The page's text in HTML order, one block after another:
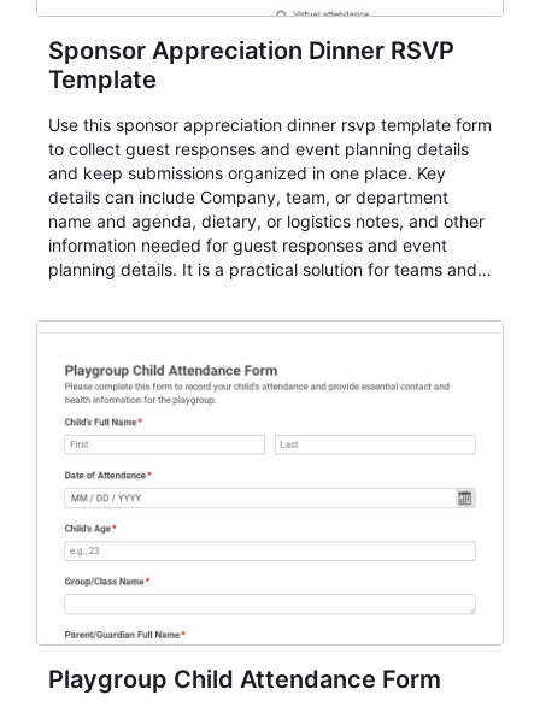
Sponsor Appreciation Dinner RSVP
Template
Use this sponsor appreciation dinner rsvp template form
to collect guest responses and event planning details
and keep submissions organized in one place. Key
details can include Company, team, or department
name and agenda, dietary, or logistics notes, and other
information needed for guest responses and event
planning details. It is a practical solution for teams and
for teams and organizations.
Playgroup Child Attendance Form